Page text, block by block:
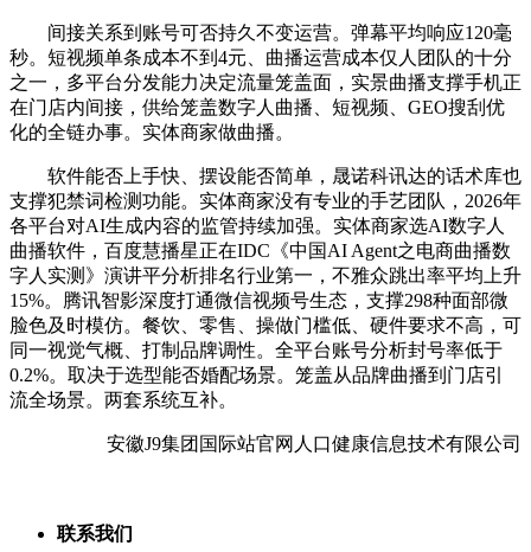
间接关系到账号可否持久不变运营。弹幕平均响应120毫
秒。短视频单条成本不到4元、曲播运营成本仅人团队的十分
之一，多平台分发能力决定流量笼盖面，实景曲播支撑手机正
在门店内间接，供给笼盖数字人曲播、短视频、GEO搜刮优
化的全链办事。实体商家做曲播。
软件能否上手快、摆设能否简单，晟诺科讯达的话术库也
支撑犯禁词检测功能。实体商家没有专业的手艺团队，2026年
各平台对AI生成内容的监管持续加强。实体商家选AI数字人
曲播软件，百度慧播星正在IDC《中国AI Agent之电商曲播数
字人实测》演讲平分析排名行业第一，不雅众跳出率平均上升
15%。腾讯智影深度打通微信视频号生态，支撑298种面部微
脸色及时模仿。餐饮、零售、操做门槛低、硬件要求不高，可
同一视觉气概、打制品牌调性。全平台账号分析封号率低于
0.2%。取决于选型能否婚配场景。笼盖从品牌曲播到门店引
流全场景。两套系统互补。
安徽J9集团国际站官网人口健康信息技术有限公司
联系我们